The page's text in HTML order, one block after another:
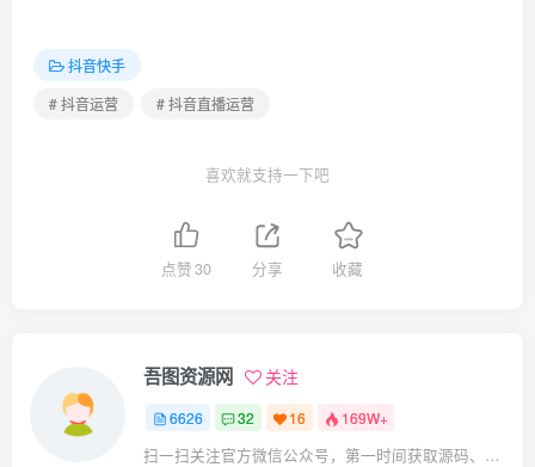
抖音快手
# 抖音运营
# 抖音直播运营
喜欢就支持一下吧
点赞30 分享 收藏
吾图资源网 关注
6626 32 16 169W+
扫一扫关注官方微信公众号，第一时间获取源码、网赚项目资源教程，自媒体等知识干货，让互联网创业赚钱更简单。